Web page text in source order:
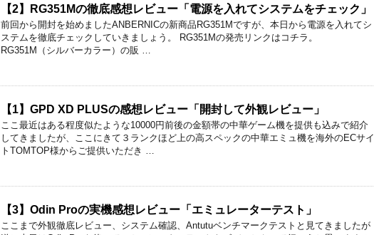
【2】RG351Mの徹底感想レビュー「電源を入れてシステムをチェック」
前回から開封を始めましたANBERNICの新商品RG351Mですが、本日から電源を入れてシ
ステムを徹底チェックしていきましょう。 RG351Mの発売リンクはコチラ。
RG351M（シルバーカラー）の販 …
【1】GPD XD PLUSの感想レビュー「開封して外観レビュー」
ここ最近はある程度似たような10000円前後の金額帯の中華ゲーム機を提供も込みで紹介
してきましたが、ここにきて３ランクほど上の高スペックの中華エミュ機を海外のECサイ
トTOMTOP様からご提供いただき …
【3】Odin Proの実機感想レビュー「エミュレーターテスト」
ここまで外観徹底レビュー、システム確認、Antutuベンチマークテストと見てきましたが